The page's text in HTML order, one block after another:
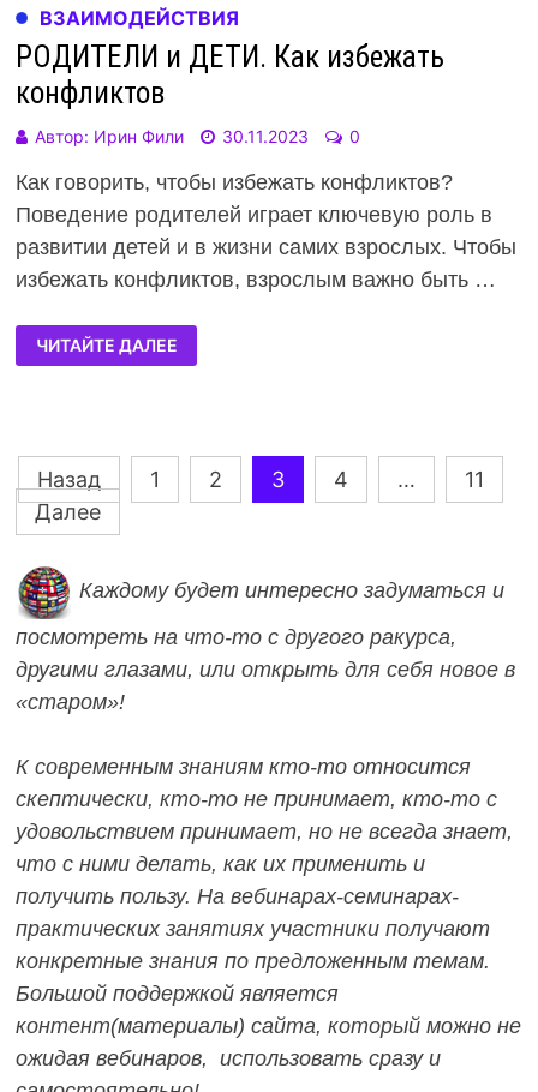
ВЗАИМОДЕЙСТВИЯ
РОДИТЕЛИ и ДЕТИ. Как избежать
конфликтов
Автор: Ирин Фили 30.11.2023 0
Как говорить, чтобы избежать конфликтов?
Поведение родителей играет ключевую роль в
развитии детей и в жизни самих взрослых. Чтобы
избежать конфликтов, взрослым важно быть …
ЧИТАЙТЕ ДАЛЕЕ
Навигация
по
записям
Назад 1 2 3 4 …
11
Далее
Каждому будет интересно задуматься и
посмотреть на что-то с другого ракурса,
другими глазами, или открыть для себя новое в
«старом»!
К современным знаниям кто-то относится
скептически, кто-то не принимает, кто-то с
удовольствием принимает, но не всегда знает,
что с ними делать, как их применить и
получить пользу. На вебинарах-семинарах-
практических занятиях участники получают
конкретные знания по предложенным темам.
Большой поддержкой является
контент(материалы) сайта, который можно не
ожидая вебинаров, использовать сразу и